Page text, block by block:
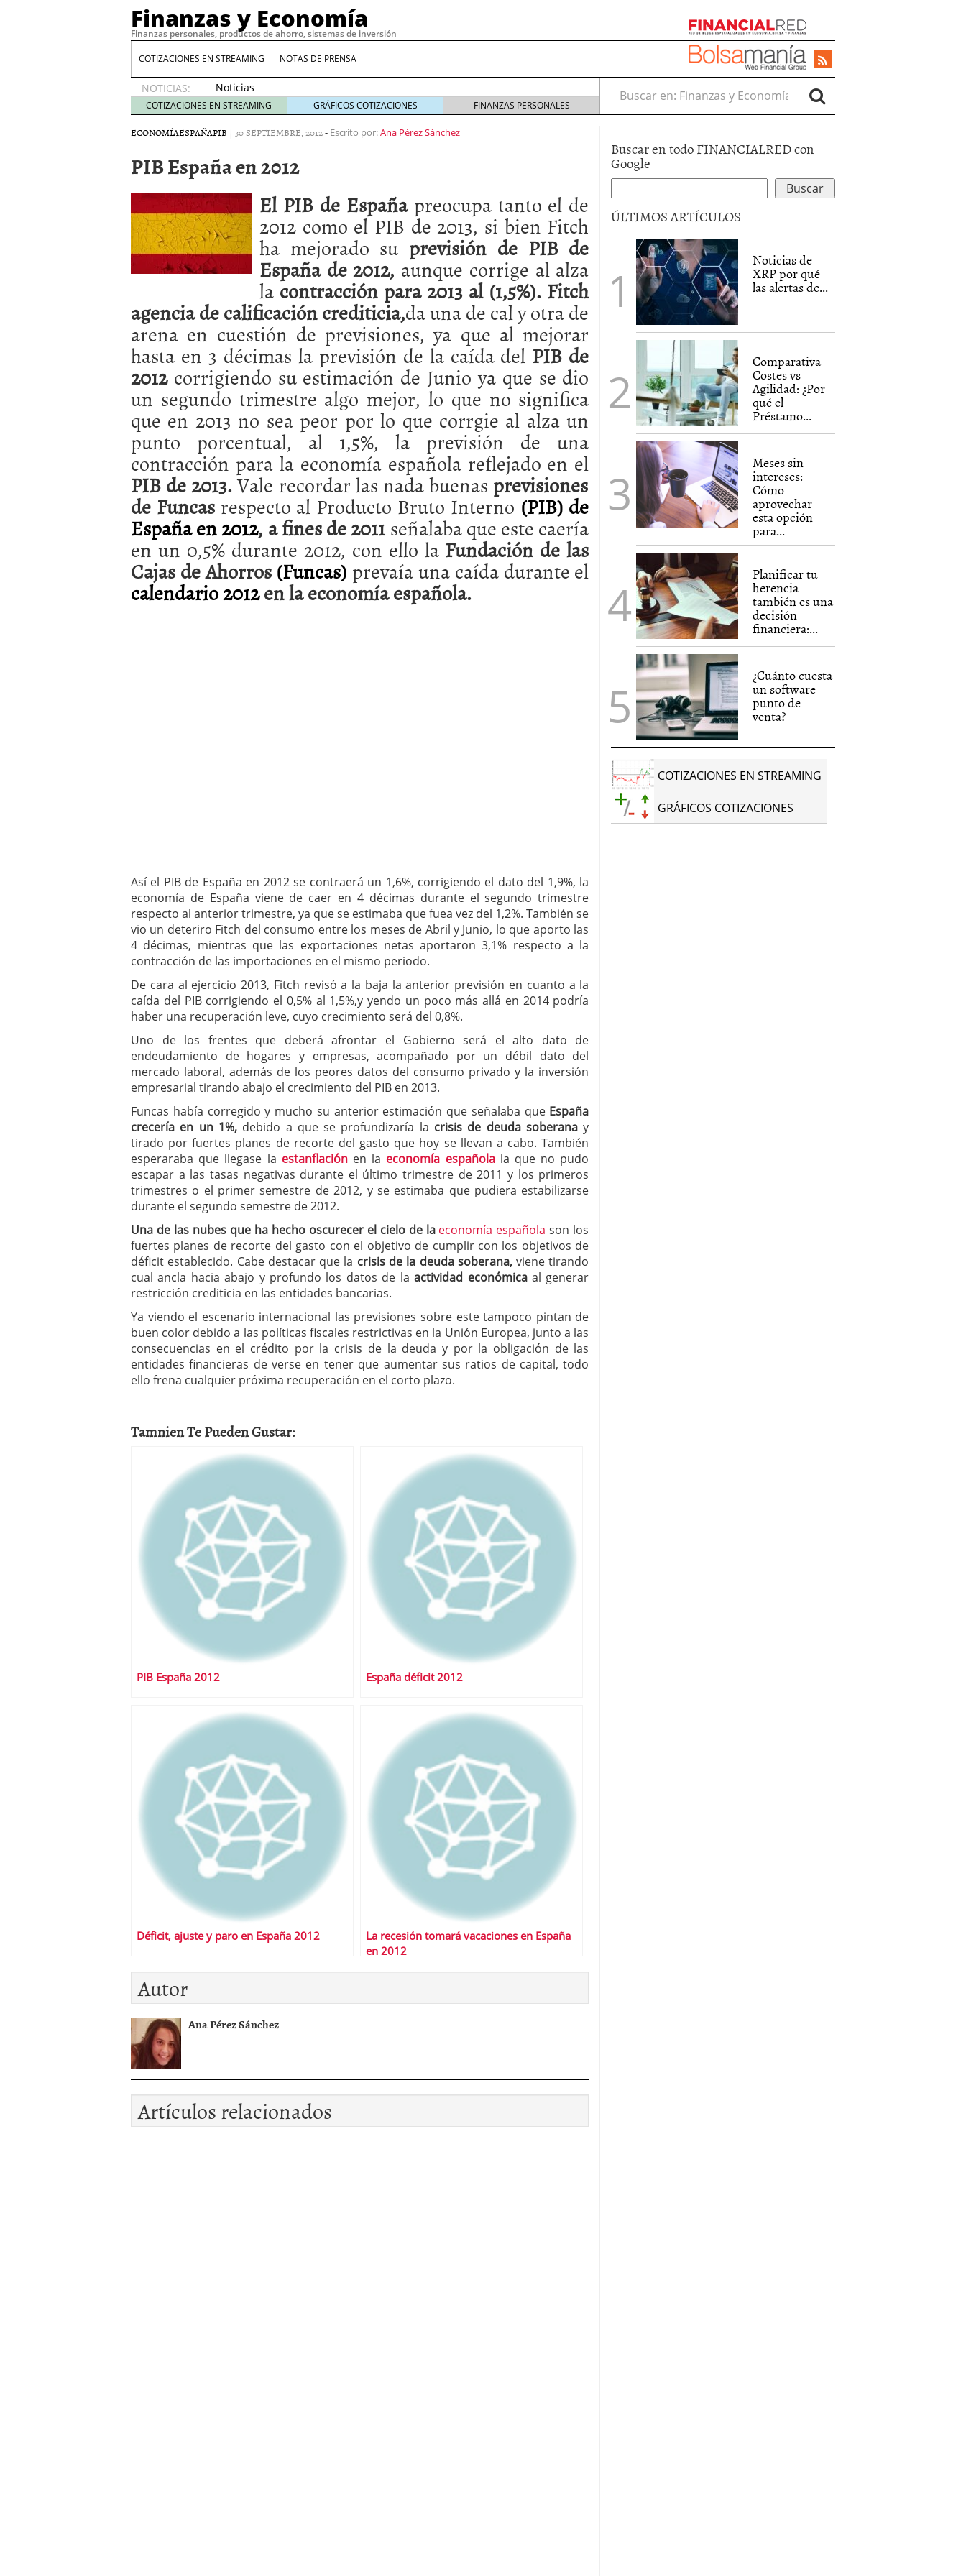
Finanzas y Economía
Finanzas personales, productos de ahorro, sistemas de inversión
COTIZACIONES EN STREAMING NOTAS DE PRENSA
NOTICIAS:
Noticias
de XRP
por qué
las
de
whales
tarde 16
de abril
de 2026
Comparativa Costes vs Agilidad: ¿Por qué el Préstamo Promotor privado
acelera la rentabilidad?
12 de diciembre de 2025
Meses sin intereses: Cómo aprovechar esta opción para gestionar tus
compras 24 de noviembre de 2025
Planificar tu herencia también es una decisión financiera: cómo anticiparte
a los costes 21 de noviembre de 2025
¿Cuánto cuesta un software punto de venta? 3 de octubre de 2025
COTIZACIONES EN STREAMING GRÁFICOS COTIZACIONES FINANZAS PERSONALES
Buscar en:
ECONOMÍAESPAÑAPIB | 30 SEPTIEMBRE, 2012- Escrito por:Ana Pérez Sánchez
PIB España en 2012
El PIB de España preocupa tanto el de
2012 como el PIB de 2013, si bien Fitch
ha mejorado su previsión de PIB de
España de 2012, aunque corrige al alza
la contracción para 2013 al (1,5%). Fitch
agencia de calificación crediticia,da una de cal y otra de
arena en cuestión de previsiones, ya que al mejorar
hasta en 3 décimas la previsión de la caída del PIB de
2012corrigiendo su estimación de Junio ya que se dio
un segundo trimestre algo mejor, lo que no significa
que en 2013 no sea peor por lo que corrgie al alza un
punto porcentual, al 1,5%, la previsión de una
contracción para la economía española reflejado en el
PIB de 2013.Vale recordar las nada buenas previsiones
de Funcasrespecto al Producto Bruto Interno (PIB) de
España en 2012, a fines de 2011señalaba que este caería
en un 0,5% durante 2012, con ello la Fundación de las
Cajas de Ahorros(Funcas) prevaía una caída durante el
calendario 2012en la economía española.
Así el PIB de España en 2012 se contraerá un 1,6%, corrigiendo el dato del 1,9%, la
economía de España viene de caer en 4 décimas durante el segundo trimestre
respecto al anterior trimestre, ya que se estimaba que fuea vez del 1,2%. También se
vio un deteriro Fitch del consumo entre los meses de Abril y Junio, lo que aporto las
4 décimas, mientras que las exportaciones netas aportaron 3,1% respecto a la
contracción de las importaciones en el mismo periodo.
De cara al ejercicio 2013, Fitch revisó a la baja la anterior previsión en cuanto a la
caída del PIB corrigiendo el 0,5% al 1,5%,y yendo un poco más allá en 2014 podría
haber una recuperación leve, cuyo crecimiento será del 0,8%.
Uno de los frentes que deberá afrontar el Gobierno será el alto dato de
endeudamiento de hogares y empresas, acompañado por un débil dato del
mercado laboral, además de los peores datos del consumo privado y la inversión
empresarial tirando abajo el crecimiento del PIB en 2013.
Funcas había corregido y mucho su anterior estimación que señalaba que España
crecería en un 1%, debido a que se profundizaría la crisis de deuda soberanay
tirado por fuertes planes de recorte del gasto que hoy se llevan a cabo. También
esperaraba que llegase la estanflaciónen la economía española la que no pudo
escapar a las tasas negativas durante el último trimestre de 2011 y los primeros
trimestres o el primer semestre de 2012, y se estimaba que pudiera estabilizarse
durante el segundo semestre de 2012.
Una de las nubes que ha hecho oscurecer el cielo de laeconomía española son los
fuertes planes de recorte del gasto con el objetivo de cumplir con los objetivos de
déficit establecido. Cabe destacar que la crisis de la deuda soberana,viene tirando
cual ancla hacia abajo y profundo los datos de laactividad económicaal generar
restricción crediticia en las entidades bancarias.
Ya viendo el escenario internacional las previsiones sobre este tampoco pintan de
buen color debido a las políticas fiscales restrictivas en la Unión Europea, junto a las
consecuencias en el crédito por la crisis de la deuda y por la obligación de las
entidades financieras de verse en tener que aumentar sus ratios de capital, todo
ello frena cualquier próxima recuperación en el corto plazo.
Tamnien Te Pueden Gustar:
PIB España 2012 España déficit 2012
Déficit, ajuste y paro en España 2012
La recesión tomará vacaciones en España
en 2012
Autor
Ana Pérez Sánchez
Artículos relacionados
Buscar en todo FINANCIALRED con
Google
ÚLTIMOS ARTÍCULOS
Noticias de
XRP por qué
las alertas de...
Comparativa
Costes vs
Agilidad: ¿Por
qué el
Préstamo...
Meses sin
intereses:
Cómo
aprovechar
esta opción
para...
Planificar tu
herencia
también es una
decisión
financiera:...
¿Cuánto cuesta
un software
punto de
venta?
COTIZACIONES EN STREAMING
GRÁFICOS COTIZACIONES